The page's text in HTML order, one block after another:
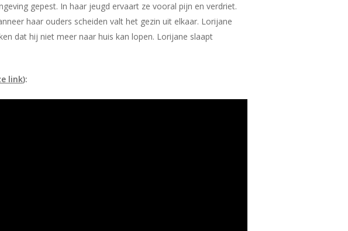
gepest. In haar jeugd ervaart ze vooral pijn en verdriet.
haar ouders scheiden valt het gezin uit elkaar. Lorijane
dat hij niet meer naar huis kan lopen. Lorijane slaapt
link):